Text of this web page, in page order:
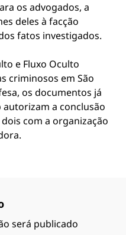
os advogados, a
deles à facção
fatos investigados.
e Fluxo Oculto
criminosos em São
os documentos já
a conclusão
com a organização
será publicado